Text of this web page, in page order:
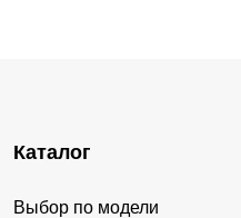
Каталог
Выбор по модели